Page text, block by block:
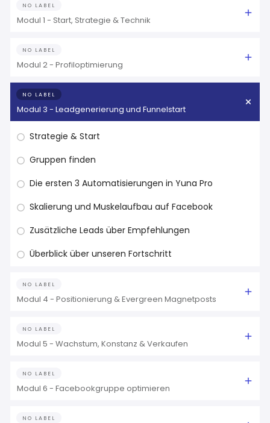
NO LABEL
Modul 1 - Start, Strategie & Technik
NO LABEL
Modul 2 - Profiloptimierung
NO LABEL
Modul 3 - Leadgenerierung und Funnelstart
Strategie & Start
Gruppen finden
Die ersten 3 Automatisierungen in Yuna Pro
Skalierung und Muskelaufbau auf Facebook
Zusätzliche Leads über Empfehlungen
Überblick über unseren Fortschritt
NO LABEL
Modul 4 - Positionierung & Evergreen Magnetposts
NO LABEL
Modul 5 - Wachstum, Konstanz & Verkaufen
NO LABEL
Modul 6 - Facebookgruppe optimieren
NO LABEL